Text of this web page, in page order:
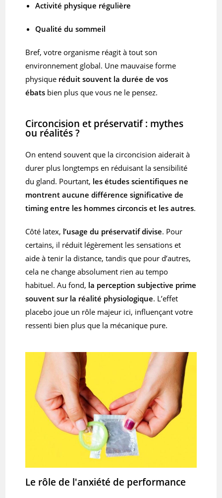
Activité physique régulière
Qualité du sommeil
Bref, votre organisme réagit à tout son
environnement global. Une mauvaise forme
physique réduit souvent la durée de vos
ébats bien plus que vous ne le pensez.
Circoncision et préservatif : mythes
ou réalités ?
On entend souvent que la circoncision aiderait à
durer plus longtemps en réduisant la sensibilité
du gland. Pourtant, les études scientifiques ne
montrent aucune différence significative de
timing entre les hommes circoncis et les autres.
Côté latex, l’usage du préservatif divise. Pour
certains, il réduit légèrement les sensations et
aide à tenir la distance, tandis que pour d’autres,
cela ne change absolument rien au tempo
habituel. Au fond, la perception subjective prime
souvent sur la réalité physiologique. L’effet
placebo joue un rôle majeur ici, influençant votre
ressenti bien plus que la mécanique pure.
Le rôle de l'anxiété de performance